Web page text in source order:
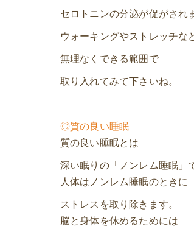
セロトニンの分泌が促がされ
ウォーキングやストレッチな
無理なくできる範囲で
取り入れてみて下さいね。
◎質の良い睡眠
質の良い睡眠とは
深い眠りの「ノンレム睡眠」
人体はノンレム睡眠のときに
ストレスを取り除きます。
脳と身体を休めるためには